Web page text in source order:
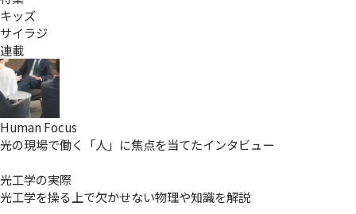
キッズ
サイラジ
連載
Human Focus
光の現場で働く「人」に焦点を当てたインタビュー
光工学の実際
光工学を操る上で欠かせない物理や知識を解説